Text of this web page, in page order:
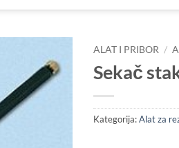
ALAT I PRIBOR /
Sekač
Kategorija:Alat za